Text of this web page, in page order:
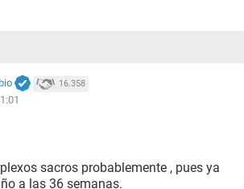
16.358
sacros probablemente , pues ya
a las 36 semanas.